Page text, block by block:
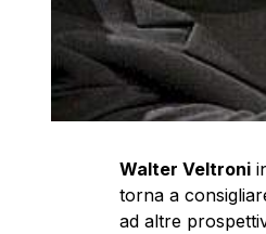
Walter Veltroni
torna a
ad altre